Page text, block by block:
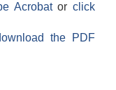
Acrobatorclick
the PDF